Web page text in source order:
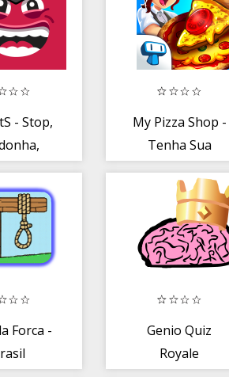
- Stop,
My Pizza Shop -
Tenha Sua
Forca -
Genio Quiz
Royale